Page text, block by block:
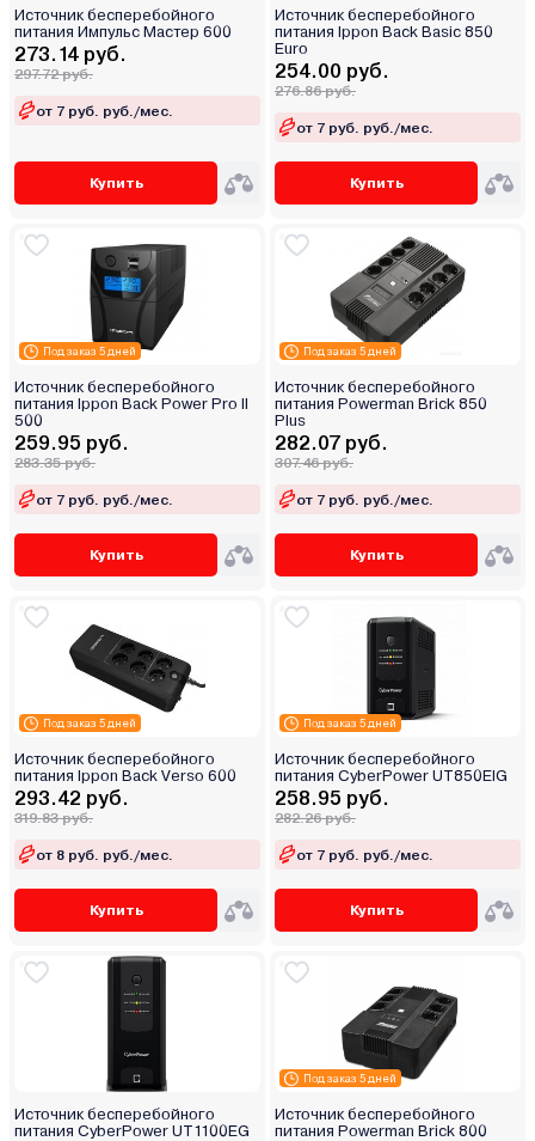
Источник бесперебойного
питания Импульс Мастер 600
273.14 руб.
297.72 руб.
от 7 руб. руб./мес.
Купить
Источник бесперебойного
питания Ippon Back Basic 850
Euro
254.00 руб.
276.86 руб.
от 7 руб. руб./мес.
Купить
Под заказ 5 дней
Источник бесперебойного
питания Ippon Back Power Pro II
500
259.95 руб.
283.35 руб.
от 7 руб. руб./мес.
Купить
Под заказ 5 дней
Источник бесперебойного
питания Powerman Brick 850
Plus
282.07 руб.
307.46 руб.
от 7 руб. руб./мес.
Купить
Под заказ 5 дней
Источник бесперебойного
питания Ippon Back Verso 600
293.42 руб.
319.83 руб.
от 8 руб. руб./мес.
Купить
Под заказ 5 дней
Источник бесперебойного
питания CyberPower UT850EIG
258.95 руб.
282.26 руб.
от 7 руб. руб./мес.
Купить
Источник бесперебойного
питания CyberPower UT1100EG
Под заказ 5 дней
Источник бесперебойного
питания Powerman Brick 800